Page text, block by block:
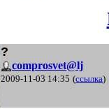
?
comprosvet@lj
2009-11-03 14:35 (ссылка)